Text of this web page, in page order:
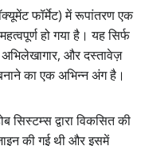
फॉर्मेट) में रूपांतरण एक
हो गया है। यह सिर्फ
और दस्तावेज़
का एक अभिन्न अंग है।
द्वारा विकसित की
की गई थी और इसमें